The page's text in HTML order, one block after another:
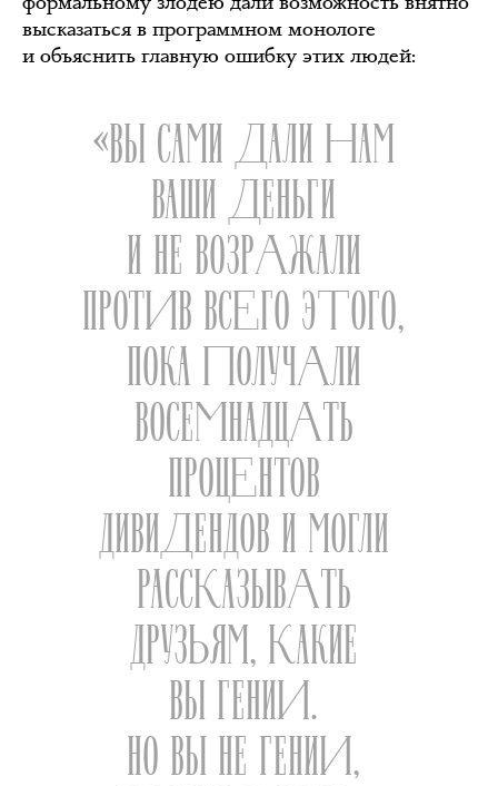
высказаться в программном монологе
и объяснить главную ошибку этих людей:
«ВЫ САМИ ДАЛИ НАМ
ВАШИ ДЕНЬГИ
И НЕ ВОЗРАЖАЛИ
ПРОТИВ ВСЕГО ЭТОГО,
ПОКА ПОЛУЧАЛИ
ВОСЕМНАДЦАТЬ
ПРОЦЕНТОВ
ДИВИДЕНДОВ И МОГЛИ
РАССКАЗЫВАТЬ
ДРУЗЬЯМ, КАКИЕ
ВЫ ГЕНИИ.
НО ВЫ НЕ ГЕНИИ,